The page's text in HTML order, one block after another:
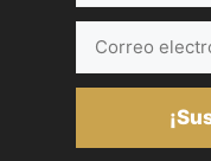
electrónico